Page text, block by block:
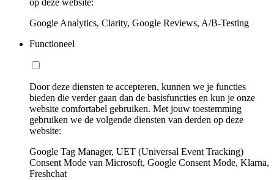
op deze website:
Google Analytics, Clarity, Google Reviews, A/B-Testing
Functioneel
Door deze diensten te accepteren, kunnen we je functies
bieden die verder gaan dan de basisfuncties en kun je onze
website comfortabel gebruiken. Met jouw toestemming
gebruiken we de volgende diensten van derden op deze
website:
Google Tag Manager, UET (Universal Event Tracking)
Consent Mode van Microsoft, Google Consent Mode, Klarna,
Freshchat